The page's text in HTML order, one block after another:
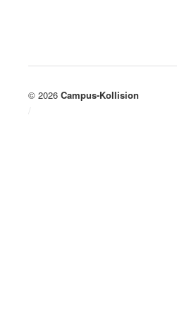
© 2026 Campus-Kollision
/